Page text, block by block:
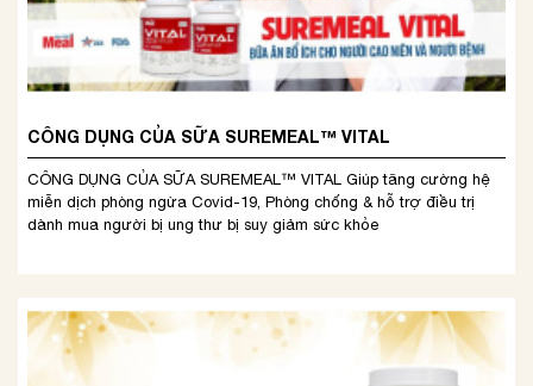
CÔNG DỤNG CỦA SỮA SUREMEAL™ VITAL
CÔNG DỤNG CỦA SỮA SUREMEAL™ VITAL Giúp tăng cường hệ
miễn dịch phòng ngừa Covid-19, Phòng chống & hỗ trợ điều trị
dành mua người bị ung thư bị suy giảm sức khỏe